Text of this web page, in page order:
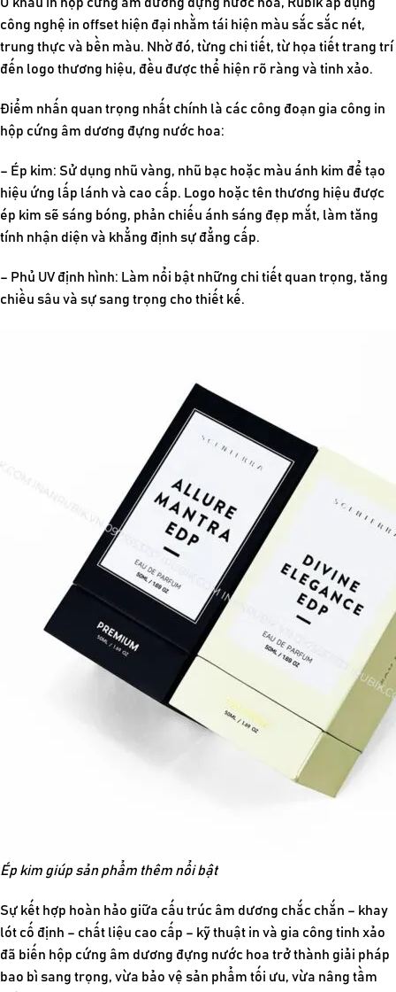
công nghệ in offset hiện đại nhằm tái hiện màu sắc sắc nét,
trung thực và bền màu. Nhờ đó, từng chi tiết, từ họa tiết trang trí
đến logo thương hiệu, đều được thể hiện rõ ràng và tinh xảo.
Điểm nhấn quan trọng nhất chính là các công đoạn gia công in
hộp cứng âm dương đựng nước hoa:
– Ép kim: Sử dụng nhũ vàng, nhũ bạc hoặc màu ánh kim để tạo
hiệu ứng lấp lánh và cao cấp. Logo hoặc tên thương hiệu được
ép kim sẽ sáng bóng, phản chiếu ánh sáng đẹp mắt, làm tăng
tính nhận diện và khẳng định sự đẳng cấp.
– Phủ UV định hình: Làm nổi bật những chi tiết quan trọng, tăng
chiều sâu và sự sang trọng cho thiết kế.
Ép kim giúp sản phẩm thêm nổi bật
Sự kết hợp hoàn hảo giữa cấu trúc âm dương chắc chắn – khay
lót cố định – chất liệu cao cấp – kỹ thuật in và gia công tinh xảo
đã biến hộp cứng âm dương đựng nước hoa trở thành giải pháp
bao bì sang trọng, vừa bảo vệ sản phẩm tối ưu, vừa nâng tầm